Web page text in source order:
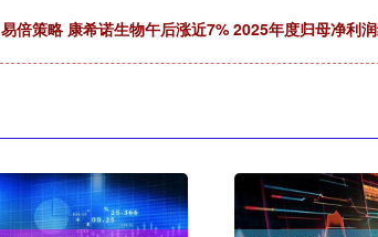
易倍策略 康希诺生物午后涨近7% 2025年度归母净利